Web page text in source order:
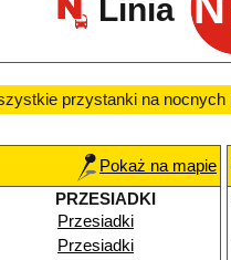
Linia
przystanki na nocnych
Pokaż na mapie
PRZESIADKI
Przesiadki
Przesiadki